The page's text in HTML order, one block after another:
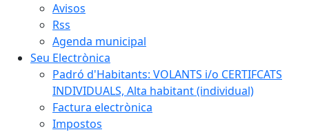
Avisos
Rss
Agenda municipal
Seu Electrònica
Padró d'Habitants: VOLANTS i/o CERTIFCATS
INDIVIDUALS, Alta habitant (individual)
Factura electrònica
Impostos